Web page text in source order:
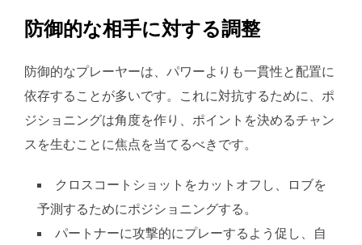
防御的な相手に対する調整
防御的なプレーヤーは、パワーよりも一貫性と配置に
依存することが多いです。これに対抗するために、ポ
ジショニングは角度を作り、ポイントを決めるチャン
スを生むことに焦点を当てるべきです。
クロスコートショットをカットオフし、ロブを
予測するためにポジショニングする。
パートナーに攻撃的にプレーするよう促し、自